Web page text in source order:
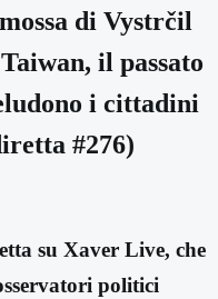
di Vystrčil
il passato
i cittadini
#276)
su Xaver Live, che
politici